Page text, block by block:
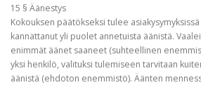
15 § Äänestys
Kokouksen päätökseksi tulee
kannattanut yli puolet annetuista äänistä.
enimmät äänet saaneet (suhteellinen
yksi henkilö, valituksi tulemiseen tarvitaan
äänistä (ehdoton enemmistö). Äänten